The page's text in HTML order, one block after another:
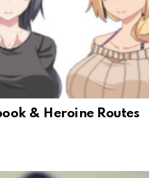
& Heroine Routes